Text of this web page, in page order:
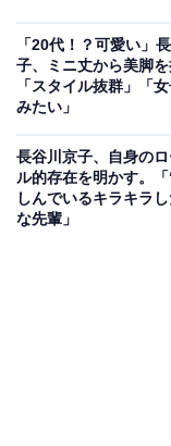
「20代！？可愛い」
子、ミニ丈から美脚を
「スタイル抜群」「
みたい」
長谷川京子、自身の
ル的存在を明かす。
しんでいるキラキラ
な先輩」